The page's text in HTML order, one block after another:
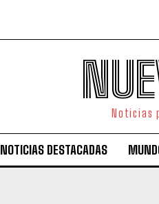
Noticias
NOTICIAS DESTACADAS